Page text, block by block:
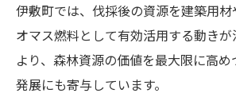
伊敷町では、伐採後の資源を建築用
オマス燃料として有効活用する動き
より、森林資源の価値を最大限に高
発展にも寄与しています。